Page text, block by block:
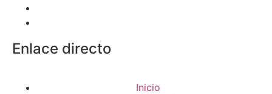
Enlace directo
Inicio